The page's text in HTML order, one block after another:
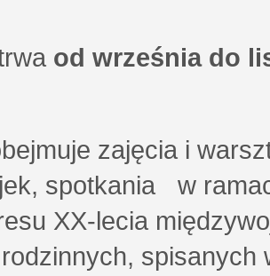
od września do
zajęcia i
spotkania w
XX-lecia